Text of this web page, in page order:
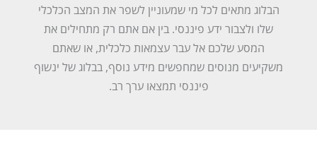
הבלוג מתאים לכל מי שמעוניין לשפר את המצב הכלכלי
שלו ולצבור ידע פיננסי. בין אם אתם רק מתחילים את
המסע שלכם אל עבר עצמאות כלכלית, או שאתם
משקיעים מנוסים שמחפשים מידע נוסף, בבלוג של ינשוף
פיננסי תמצאו ערך רב.